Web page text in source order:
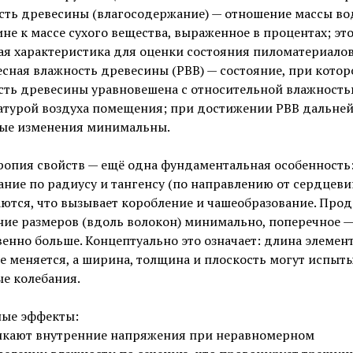
древесины (влагосодержание) — отношение массы
к массе сухого вещества, выраженное в процентах; это
характеристика для оценки состояния
влажность древесины (РВВ) — состояние, при
древесины уравновешена с относительной
воздуха помещения; при достижении РВВ
изменения минимальны.
свойств — ещё одна фундаментальная
по радиусу и тангенсу (по направлению от
что вызывает коробление и чашеобразование.
размеров (вдоль волокон) минимально, поперечное —
больше. Концептуально это означает: длина
меняется, а ширина, толщина и плоскость могут
колебания.
эффекты:
внутренние напряжения при неравномерном